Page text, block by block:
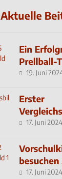
Aktuelle
Ein
Prellball-
19. Juni
Erster
seit 2019
17. Juni 2024
Klinik
17. Juni 2024